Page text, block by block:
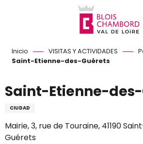
Inicio VISITAS Y ACTIVIDADES
Saint-Etienne-des-Guérets
Saint-Etienne-
CIUDAD
Mairie, 3, rue de Touraine, 41190
Guérets